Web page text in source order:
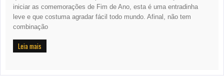
iniciar as comemorações de Fim de Ano, esta é uma entradinha
leve e que costuma agradar fácil todo mundo. Afinal, não tem
combinação
Leia mais